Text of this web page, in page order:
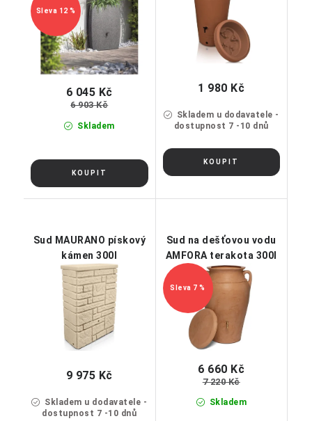
12 %
Skladem
6 045 Kč
6 903 Kč
Skladem u dodavatele -
dostupnost 7 -10 dnů
1 980 Kč
Sud MAURANO pískový
kámen 300l
Skladem u dodavatele -
dostupnost 7 -10 dnů
9 975 Kč
Sud na dešťovou vodu
AMFORA terakota 300l
7 %
Skladem
6 660 Kč
7 220 Kč